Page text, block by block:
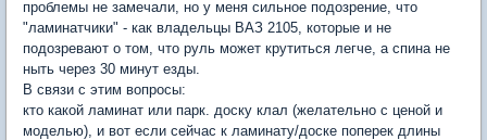
проблемы не замечали, но у меня сильное подозрение, что
"ламинатчики" - как владельцы ВАЗ 2105, которые и не
подозревают о том, что руль может крутиться легче, а спина не
ныть через 30 минут езды.
В связи с этим вопросы:
кто какой ламинат или парк. доску клал (желательно с ценой и
моделью), и вот если сейчас к ламинату/доске поперек длины